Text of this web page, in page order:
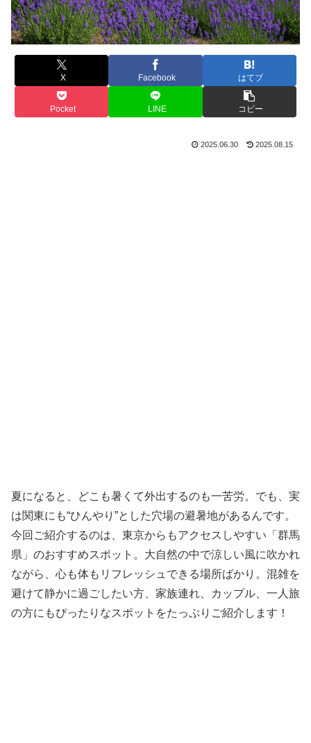
X Facebook はてブ
Pocket LINE コピー
2025.06.30 2025.08.15
夏になると、どこも暑くて外出するのも一苦労。でも、実
は関東にも“ひんやり”とした穴場の避暑地があるんです。
今回ご紹介するのは、東京からもアクセスしやすい「群馬
県」のおすすめスポット。大自然の中で涼しい風に吹かれ
ながら、心も体もリフレッシュできる場所ばかり。混雑を
避けて静かに過ごしたい方、家族連れ、カップル、一人旅
の方にもぴったりなスポットをたっぷりご紹介します！